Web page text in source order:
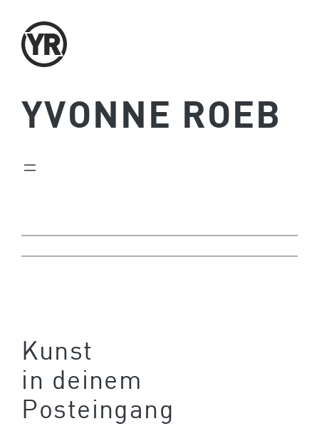
Inhalt
springen
YVONNE ROEB
Kunst
in deinem
Posteingang